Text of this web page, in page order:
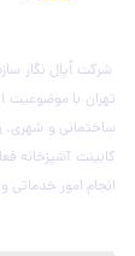
تهران با موضوعیت
ساختمانی و شهری،
کابینت آشپزخانه
انجام امور خدماتی